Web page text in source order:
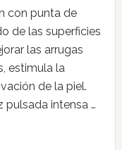
con punta de
de las superficies
las arrugas
estimula la
de la piel.
pulsada intensa …